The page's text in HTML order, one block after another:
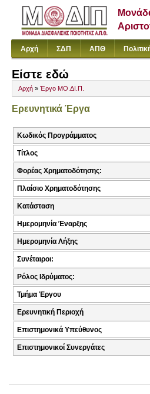
Αρχή ΣΔΠ ΑΠΘ
Είστε εδώ
Αρχή » Έργο ΜΟ.ΔΙ.Π.
Ερευνητικά Έργα
Κωδικός Προγράμματος
Τίτλος
Φορέας Χρηματοδότησης:
Πλαίσιο Χρηματοδότησης
Κατάσταση
Ημερομηνία Έναρξης
Ημερομηνία Λήξης
Συνέταιροι:
Ρόλος Ιδρύματος:
Τμήμα Έργου
Ερευνητική Περιοχή
Επιστημονικά Υπεύθυνος
Επιστημονικοί Συνεργάτες